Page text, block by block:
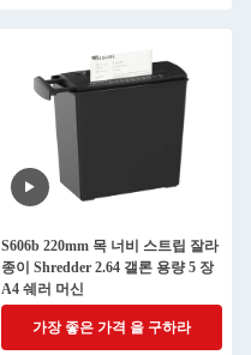
S606b 220mm 목 너비 스트립 잘라
종이 Shredder 2.64 갤론 용량 5 장
A4 쉐러 머신
가장 좋은 가격 을 구하라